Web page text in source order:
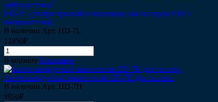
HD-7L - ультразвуковой наконечник для скалеров DTE с
фиброоптикой
В наличии Арт. HD-7L
12850₽
В корзину В корзине
Автоклавируемый наконечник HD-7H для скалера
В наличии Арт. HD-7H
9850₽